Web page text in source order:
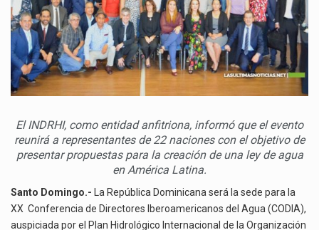
El INDRHI, como entidad anfitriona, informó que el evento
reunirá a representantes de 22 naciones con el objetivo de
presentar propuestas para la creación de una ley de agua
en América Latina.
Santo Domingo.- La República Dominicana será la sede para la
XX Conferencia de Directores Iberoamericanos del Agua (CODIA),
auspiciada por el Plan Hidrológico Internacional de la Organización